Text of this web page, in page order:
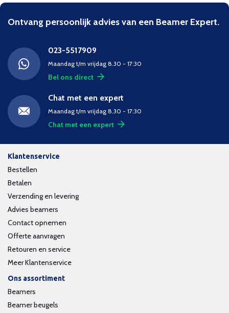
Ontvang persoonlijk advies van een Beamer Expert.
023-5517909
Maandag t/m vrijdag 8.30 - 17:30
Bel ons direct
Chat met een expert
Maandag t/m vrijdag 8.30 - 17:30
Chat met een expert
Klantenservice
Bestellen
Betalen
Verzending en levering
Advies beamers
Contact opnemen
Offerte aanvragen
Retouren en service
Meer Klantenservice
Ons assortiment
Beamers
Beamer beugels